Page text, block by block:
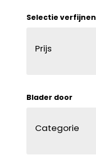
Selectie verfijnen
Prijs
Blader door
Categorie